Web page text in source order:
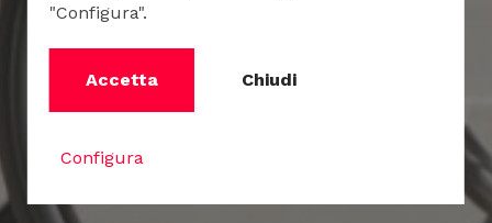
"Configura".
Accetta Chiudi
Configura